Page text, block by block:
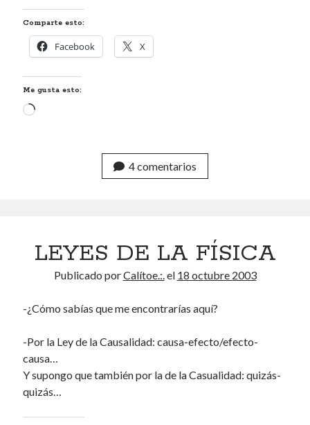
Comparte esto:
Facebook X
Me gusta esto:
Cargando...
4 comentarios
LEYES DE LA FÍSICA
Publicado porCalítoe.:.el 18 octubre 2003
-¿Cómo sabías que me encontrarías aquí?
-Por la Ley de la Causalidad: causa-efecto/efecto-
causa…
Y supongo que también por la de la Casualidad: quizás-
quizás…